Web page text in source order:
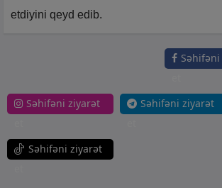
etdiyini qeyd edib.
Səhifəni ziyarət
Səhifəni ziyarət
Səhifəni ziyarət